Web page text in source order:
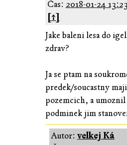
Čas: 2018-01-24
[↑]
Jake baleni lesa do
zdrav?
Ja se ptam na
predek/soucastny
pozemcich, a
podminek jim
Autor: velkej Ká